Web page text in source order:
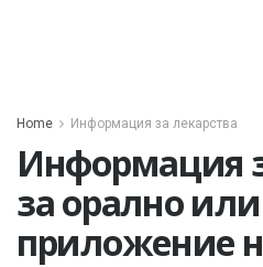
Home Информация за лекарства
Информация
за орално
приложение